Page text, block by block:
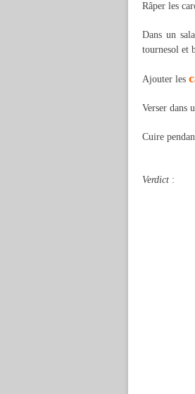
Râper les
Dans un
tournesol et
Ajouter les
Verser dans
Cuire
Verdict :